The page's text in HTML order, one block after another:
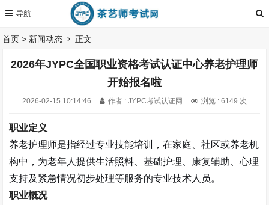
首页 > 新闻动态 正文
2026年JYPC全国职业资格考试认证中心养老护理师
开始报名啦
2026-02-15 10:14:46 作者 : JYPC考试认证网 浏览 : 6149 次
职业定义
养老护理师是指经过专业技能培训，在家庭、社区或养老机
构中，为老年人提供生活照料、基础护理、康复辅助、心理
支持及紧急情况初步处理等服务的专业技术人员。
职业概况